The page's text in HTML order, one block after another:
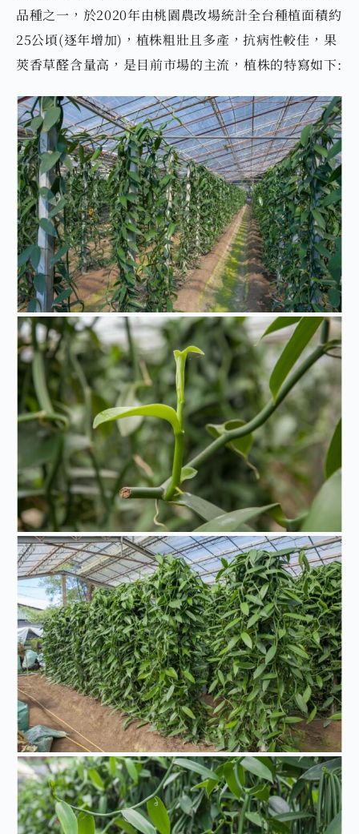
品種之一，於2020年由桃園農改場統計全台種植面積約
25公頃(逐年增加)，植株粗壯且多產，抗病性較佳，果
莢香草醛含量高，是目前市場的主流，植株的特寫如下: